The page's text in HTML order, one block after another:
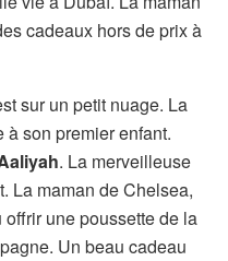
cadeaux hors de prix à
sur un petit nuage. La
son premier enfant.
. La merveilleuse
La maman de Chelsea,
une poussette de la
Un beau cadeau